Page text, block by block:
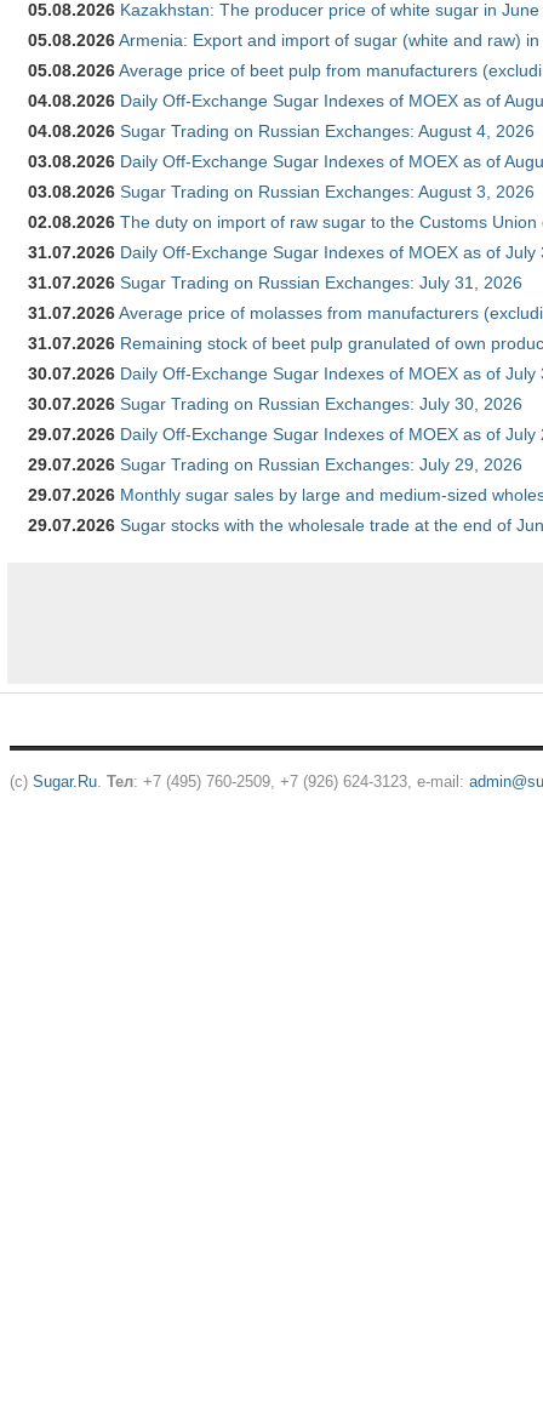
05.08.2026 Kazakhstan: The producer price of white sugar in
05.08.2026Armenia: Export and import of sugar (white and raw)
05.08.2026Average price of beet pulp from manufacturers
04.08.2026 Daily Off-Exchange Sugar Indexes of MOEX as of
04.08.2026 Sugar Trading on Russian Exchanges: August 4, 2026
03.08.2026 Daily Off-Exchange Sugar Indexes of MOEX as of
03.08.2026 Sugar Trading on Russian Exchanges: August 3, 2026
02.08.2026 The duty on import of raw sugar to the Customs
31.07.2026 Daily Off-Exchange Sugar Indexes of MOEX as of July
31.07.2026 Sugar Trading on Russian Exchanges: July 31, 2026
31.07.2026Average price of molasses from manufacturers
31.07.2026 Remaining stock of beet pulp granulated of own
30.07.2026 Daily Off-Exchange Sugar Indexes of MOEX as of July
30.07.2026 Sugar Trading on Russian Exchanges: July 30, 2026
29.07.2026 Daily Off-Exchange Sugar Indexes of MOEX as of July
29.07.2026 Sugar Trading on Russian Exchanges: July 29, 2026
29.07.2026 Monthly sugar sales by large and medium-sized
29.07.2026 Sugar stocks with the wholesale trade at the end of
(c) Sugar.Ru. Тел: +7 (495) 760-2509, +7 (926) 624-3123, e-mail: